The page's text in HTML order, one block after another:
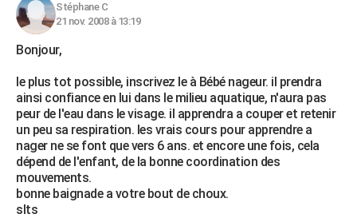
Stéphane C
21 nov. 2008 à 13:19
Bonjour,
le plus tot possible, inscrivez le à Bébé nageur. il prendra
ainsi confiance en lui dans le milieu aquatique, n'aura pas
peur de l'eau dans le visage. il apprendra a couper et retenir
un peu sa respiration. les vrais cours pour apprendre a
nager ne se font que vers 6 ans. et encore une fois, cela
dépend de l'enfant, de la bonne coordination des
mouvements.
bonne baignade a votre bout de choux.
slts